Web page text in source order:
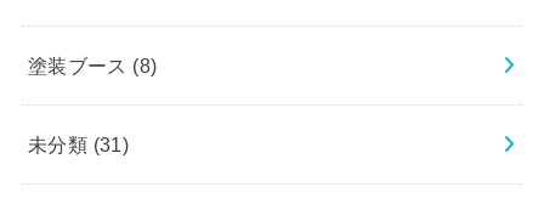
塗装ブース (8)
未分類 (31)